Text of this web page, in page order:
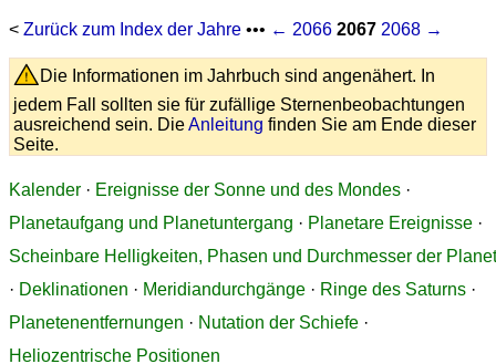
< Zurück zum Index der Jahre ••• ← 2066 2067 2068 →
Die Informationen im Jahrbuch sind angenähert. In
jedem Fall sollten sie für zufällige Sternenbeobachtungen
ausreichend sein. DieAnleitung finden Sie am Ende dieser
Seite.
Kalender · Ereignisse der Sonne und des Mondes ·
Planetaufgang und Planetuntergang · Planetare Ereignisse ·
Scheinbare Helligkeiten, Phasen und Durchmesser der
· Deklinationen · Meridiandurchgänge · Ringe des Saturns ·
Planetenentfernungen · Nutation der Schiefe ·
Heliozentrische Positionen